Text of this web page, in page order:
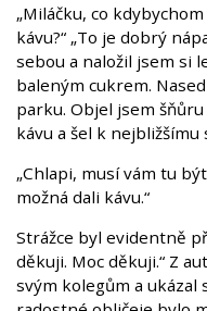
„Miláčku, co
kávu?“ „To je dobrý
sebou a naložil jsem si
baleným cukrem.
parku. Objel jsem
kávu a šel k nejbližšímu
„Chlapi, musí vám tu
možná dali kávu.“
Strážce byl evidentně
děkuji. Moc děkuji.“ Z
svým kolegům a ukázal